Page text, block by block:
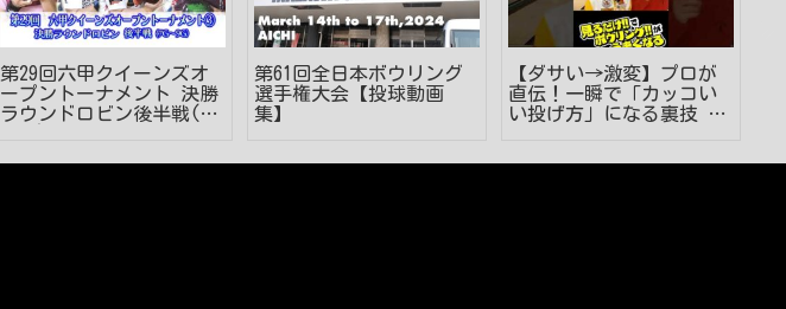
第29回六甲クイーンズオ
ープントーナメント 決勝
ラウンドロビン後半戦(7
第61回全日本ボウリング
選手権大会【投球動画
集】
【ダサい→激変】プロが
直伝！一瞬で「カッコい
い投げ方」になる裏技 #